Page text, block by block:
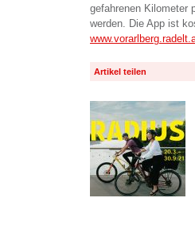
gefahrenen Kilometer
werden. Die App ist
Artikel teilen